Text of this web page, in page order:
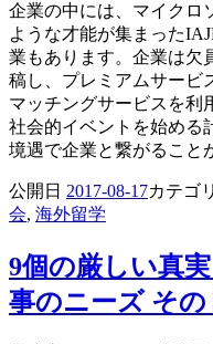
企業の中には、マイクロ
ような才能が集まった
業もあります。企業は欠
稿し、プレミアムサービ
マッチングサービスを利
社会的イベントを始める
境遇で企業と繋がること
公開日 2017-08-17カテゴ
会, 海外留学
9個の厳しい真
事のニーズ その